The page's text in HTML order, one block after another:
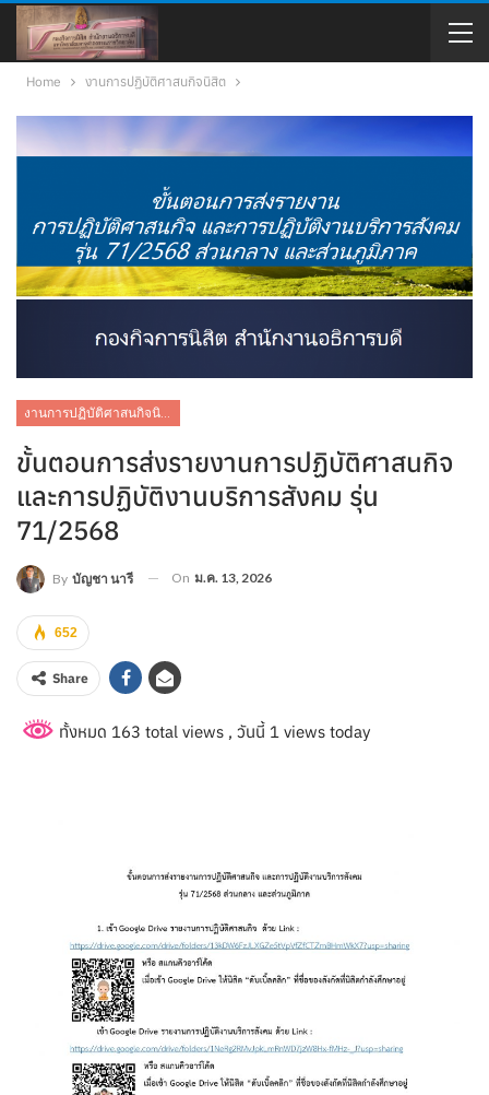
Home งานการปฏิบัติศาสนกิจนิสิต
ขั้นตอนการส่งรายงานการปฏิบัติศาสนกิจ
และการปฏิบัติงานบริการสังคม รุ่น
71/2568
By บัญชา นารี On ม.ค. 13, 2026
652
Share
ทั้งหมด 163 total views , วันนี้ 1 views today